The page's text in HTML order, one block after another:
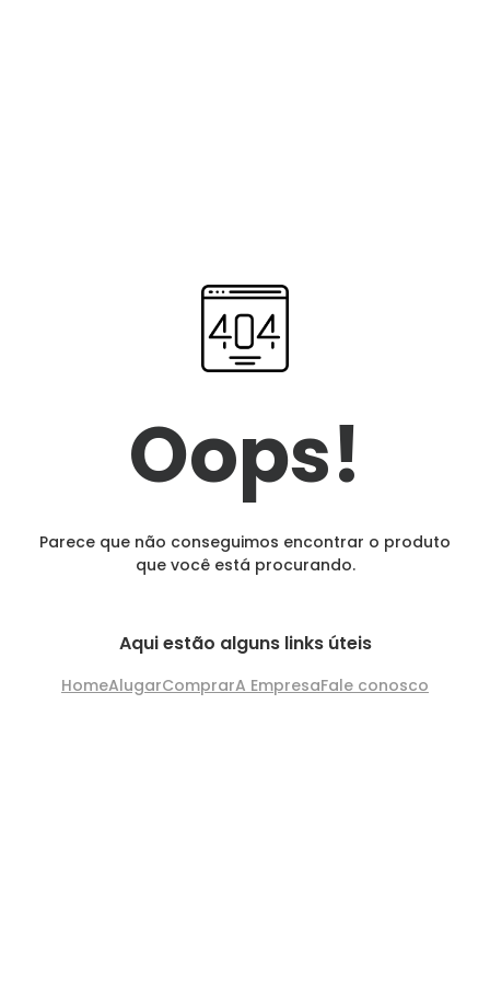
Oops!
Parece que não conseguimos encontrar o produto
que você está procurando.
Aqui estão alguns links úteis
HomeAlugarComprarA EmpresaFale conosco